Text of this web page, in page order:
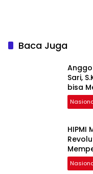
Baca Juga
Sari,
bisa
sama
HIPMI